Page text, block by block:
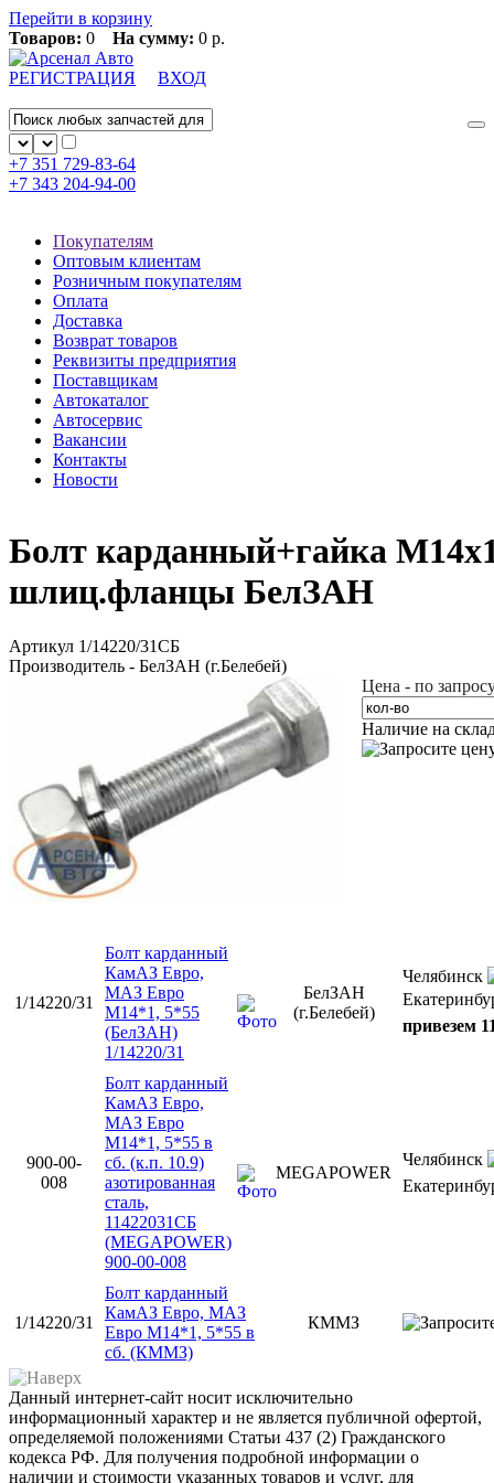
Перейти в корзину
Товаров: 0 На сумму: 0 р.
РЕГИСТРАЦИЯ ВХОД
+7 351 729-83-64
+7 343 204-94-00
Покупателям
Оптовым клиентам
Розничным покупателям
Оплата
Доставка
Возврат товаров
Реквизиты предприятия
Поставщикам
Автокаталог
Автосервис
Вакансии
Контакты
Новости
Болт карданный+гайка
шлиц.фланцы БелЗАН
Артикул 1/14220/31СБ
Производитель - БелЗАН (г.Белебей)
Цена - по
Наличие на
1/14220/31
Болт карданный
КамАЗ Евро,
МАЗ Евро
М14*1, 5*55
(БелЗАН)
1/14220/31
БелЗАН
(г.Белебей)
Челябинск
привезем
900-00-
008
Болт карданный
КамАЗ Евро,
МАЗ Евро
М14*1, 5*55 в
сб. (к.п. 10.9)
азотированная
сталь,
11422031СБ
(MEGAPOWER)
900-00-008
MEGAPOWER
Челябинск
1/14220/31
Болт карданный
КамАЗ Евро, МАЗ
Евро М14*1, 5*55 в
сб. (КММЗ)
КММЗ
Данный интернет-сайт носит исключительно
информационный характер и не является публичной офертой,
определяемой положениями Статьи 437 (2) Гражданского
кодекса РФ. Для получения подробной информации о
наличии и стоимости указанных товаров и услуг, для